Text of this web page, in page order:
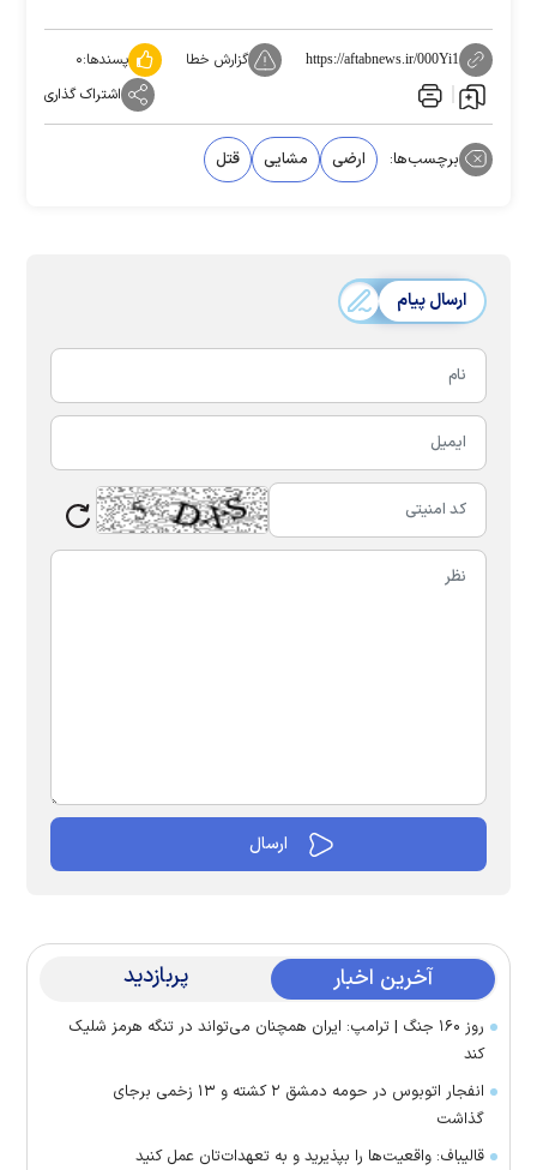
https://aftabnews.ir/000Yi1 گزارش خطا پسندها:۰
اشتراک گذاری
برچسب‌ها: ارضی مشایی قتل
ارسال پیام
آخرین اخبار پربازدید
روز ۱۶۰ جنگ | ترامپ: ایران همچنان می‌تواند در تنگه هرمز شلیک
کند
انفجار اتوبوس در حومه دمشق ۲ کشته و ۱۳ زخمی برجای
گذاشت
قالیباف: واقعیت‌ها را بپذیرید و به تعهدات‌تان عمل کنید